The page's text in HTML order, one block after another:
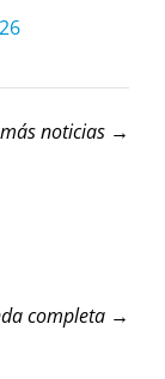
noticias →
completa →